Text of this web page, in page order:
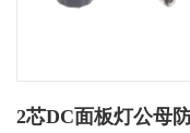
2芯DC面板灯公母